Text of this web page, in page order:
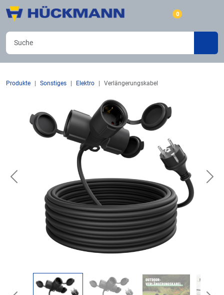
0
Produkte Sonstiges Elektro Verlängerungskabel
Previous